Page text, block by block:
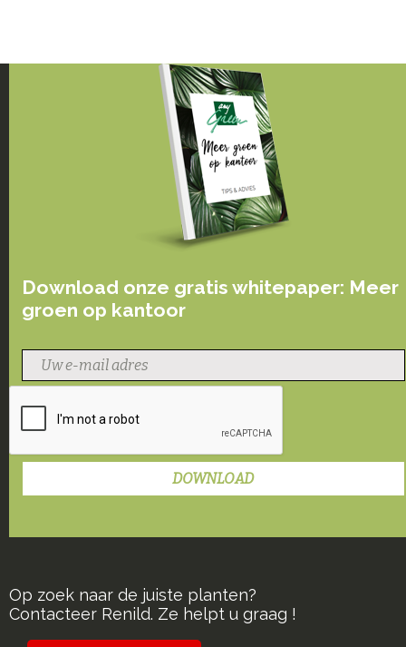
Download onze gratis whitepaper: Meer
groen op kantoor
Op zoek naar de juiste planten?
Contacteer Renild. Ze helpt u graag !